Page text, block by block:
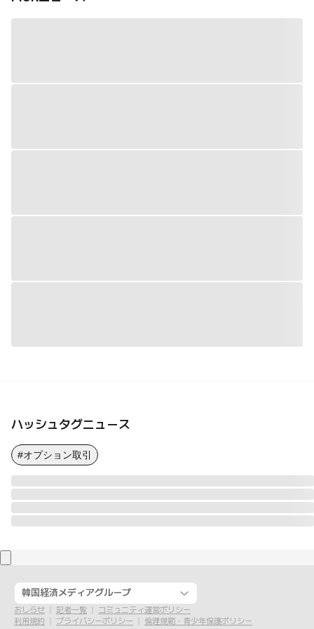
ハッシュタグニュース
#オプション取引
韓国経済メディアグループ
おしらせ 記者一覧
コミュニティ運営ポリシー
利用規約
プライバシーポリシー 倫理規範・青少年保護ポリシー